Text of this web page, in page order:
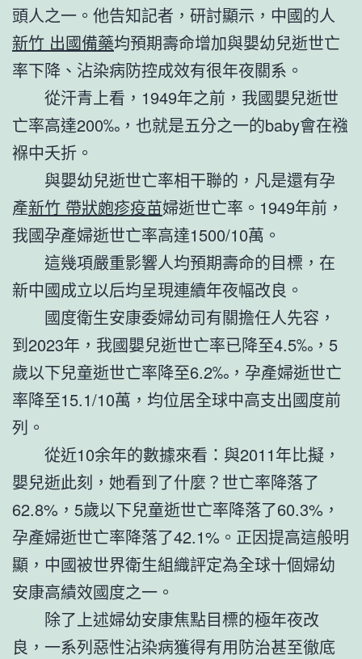
頭人之一。他告知記者，研討顯示，中國的人
新竹 出國備藥均預期壽命增加與嬰幼兒逝世亡
率下降、沾染病防控成效有很年夜關系。
從汗青上看，1949年之前，我國嬰兒逝世
亡率高達200‰，也就是五分之一的baby會在襁
褓中夭折。
與嬰幼兒逝世亡率相干聯的，凡是還有孕
產新竹 帶狀皰疹疫苗婦逝世亡率。1949年前，
我國孕產婦逝世亡率高達1500/10萬。
這幾項嚴重影響人均預期壽命的目標，在
新中國成立以后均呈現連續年夜幅改良。
國度衛生安康委婦幼司有關擔任人先容，
到2023年，我國嬰兒逝世亡率已降至4.5‰，5
歲以下兒童逝世亡率降至6.2‰，孕產婦逝世亡
率降至15.1/10萬，均位居全球中高支出國度前
列。
從近10余年的數據來看：與2011年比擬，
嬰兒逝此刻，她看到了什麼？世亡率降落了
62.8%，5歲以下兒童逝世亡率降落了60.3%，
孕產婦逝世亡率降落了42.1%。正因提高這般明
顯，中國被世界衛生組織評定為全球十個婦幼
安康高績效國度之一。
除了上述婦幼安康焦點目標的極年夜改
良，一系列惡性沾染病獲得有用防治甚至徹底